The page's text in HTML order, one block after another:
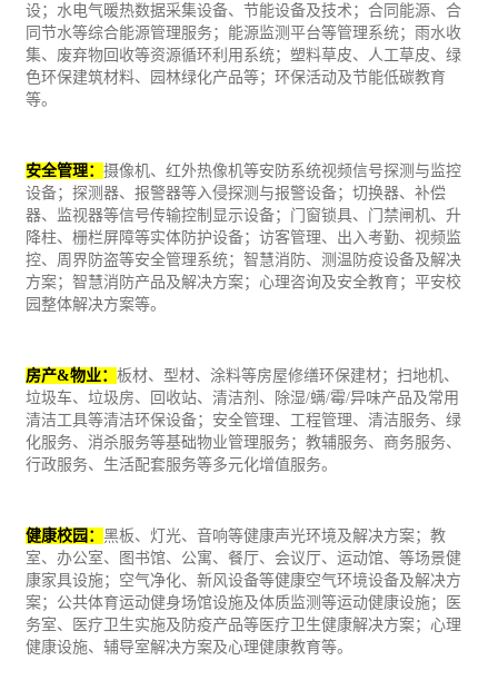
设；水电气暖热数据采集设备、节能设备及技术；合同能源、合
同节水等综合能源管理服务；能源监测平台等管理系统；雨水收
集、废弃物回收等资源循环利用系统；塑料草皮、人工草皮、绿
色环保建筑材料、园林绿化产品等；环保活动及节能低碳教育
等。
安全管理： 摄像机、红外热像机等安防系统视频信号探测与监控
设备；探测器、报警器等入侵探测与报警设备；切换器、补偿
器、监视器等信号传输控制显示设备；门窗锁具、门禁闸机、升
降柱、栅栏屏障等实体防护设备；访客管理、出入考勤、视频监
控、周界防盗等安全管理系统；智慧消防、测温防疫设备及解决
方案；智慧消防产品及解决方案；心理咨询及安全教育；平安校
园整体解决方案等。
房产&物业： 板材、型材、涂料等房屋修缮环保建材；扫地机、
垃圾车、垃圾房、回收站、清洁剂、除湿/螨/霉/异味产品及常用
清洁工具等清洁环保设备；安全管理、工程管理、清洁服务、绿
化服务、消杀服务等基础物业管理服务；教辅服务、商务服务、
行政服务、生活配套服务等多元化增值服务。
健康校园： 黑板、灯光、音响等健康声光环境及解决方案；教
室、 办公室、图书馆、公寓、餐厅、会议厅、运动馆、等场景健
康家具设施；空气净化、新风设备等健康空气环境设备及解决方
案；公共体育运动健身场馆设施及体质监测等运动健康设施；医
务室、医疗卫生实施及防疫产品等医疗卫生健康解决方案；心理
健康设施、辅导室解决方案及心理健康教育等。